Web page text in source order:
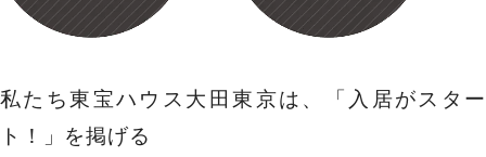
私たち東宝ハウス大田東京は、「入居がスター
ト！」を掲げる